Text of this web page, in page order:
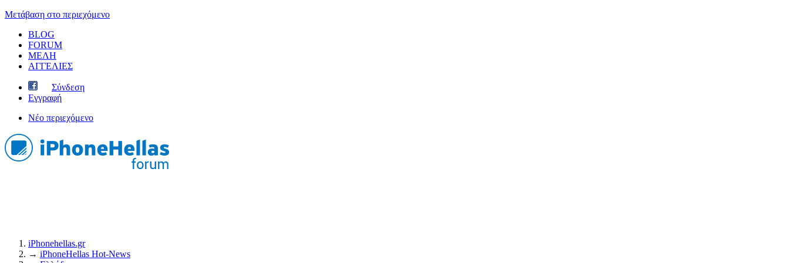
Μετάβαση στο περιεχόμενο
BLOG
FORUM
ΜΕΛΗ
ΑΓΓΕΛΙΕΣ
Σύνδεση
Εγγραφή
Νέο περιεχόμενο
iPhonehellas.gr
→ iPhoneHellas Ηot-News